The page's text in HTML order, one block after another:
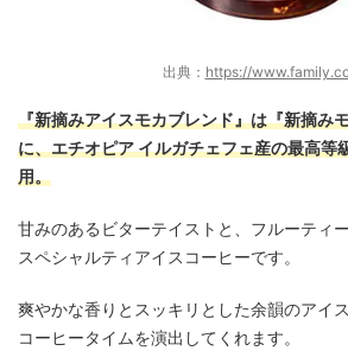
出典： https://
『新摘みアイスモカブレンド』は『新摘み
に、エチオピア イルガチェフェ産の最高等
用。
甘みのあるビターテイストと、フルーティ
スペシャルティアイスコーヒーです。
爽やかな香りとスッキリとした余韻のアイ
コーヒータイムを演出してくれます。